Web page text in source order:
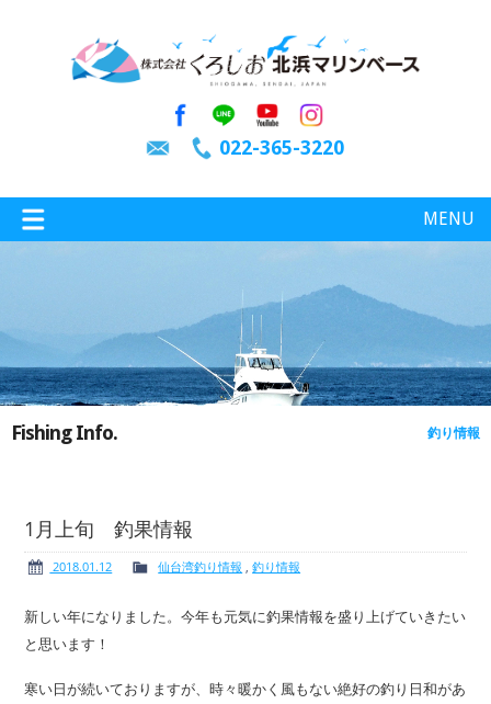
022-365-3220
MENU
特選情報
Fishing Info. 釣り情報
1月上旬 釣果情報
2018.01.12 仙台湾釣り情報 ,釣り情報
新しい年になりました。今年も元気に釣果情報を盛り上げていきたい
と思います！
寒い日が続いておりますが、時々暖かく風もない絶好の釣り日和があ